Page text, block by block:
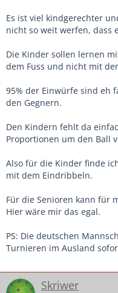
Es ist viel kindgerechter
nicht so weit werfen, dass
Die Kinder sollen lernen
dem Fuss und nicht mit
95% der Einwürfe sind eh
den Gegnern.
Den Kindern fehlt da
Proportionen um den Ball
Also für die Kinder finde
mit dem Eindribbeln.
Für die Senioren kann für
Hier wäre mir das egal.
PS: Die deutschen
Turnieren im Ausland
Skriwer